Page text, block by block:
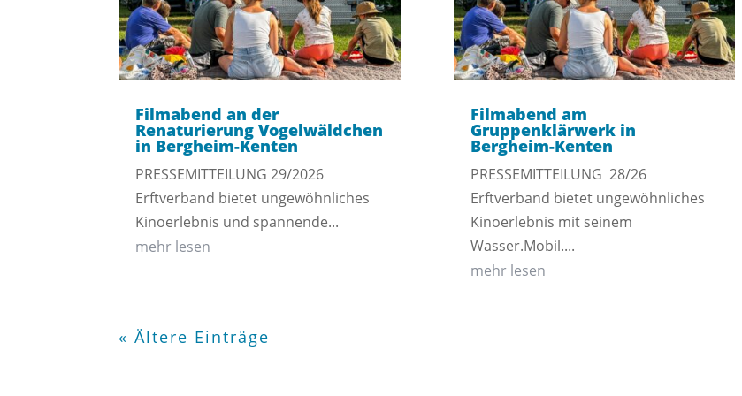
Filmabend an der
Renaturierung Vogelwäldchen
in Bergheim-Kenten
PRESSEMITTEILUNG 29/2026
Erftverband bietet ungewöhnliches
Kinoerlebnis und spannende...
mehr lesen
Filmabend am
Gruppenklärwerk in
Bergheim-Kenten
PRESSEMITTEILUNG 28/26
Erftverband bietet ungewöhnliches
Kinoerlebnis mit seinem
Wasser.Mobil....
mehr lesen
« Ältere Einträge